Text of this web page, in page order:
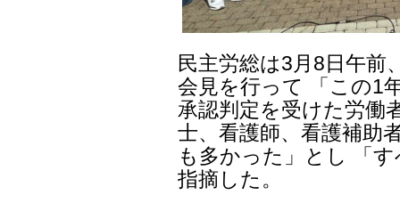
民主労総は3月8日午前
会見を行って 「この1
承認判定を受けた労働
士、看護師、看護補助
も多かった」とし 「
指摘した。